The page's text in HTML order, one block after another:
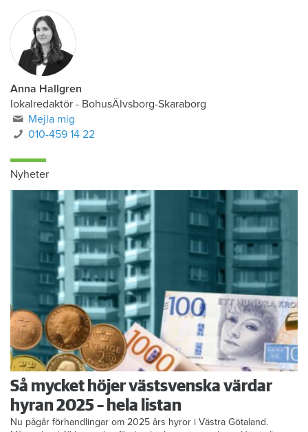
Anna Hallgren
lokalredaktör - BohusÄlvsborg-Skaraborg
Mejla mig
Nyheter
Så mycket höjer västsvenska värdar
hyran 2025 – hela listan